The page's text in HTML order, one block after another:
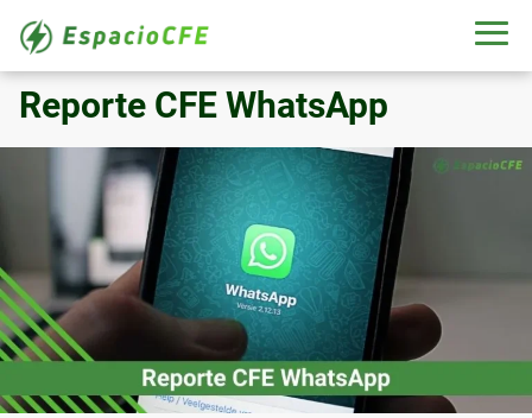
Reporte CFE WhatsApp